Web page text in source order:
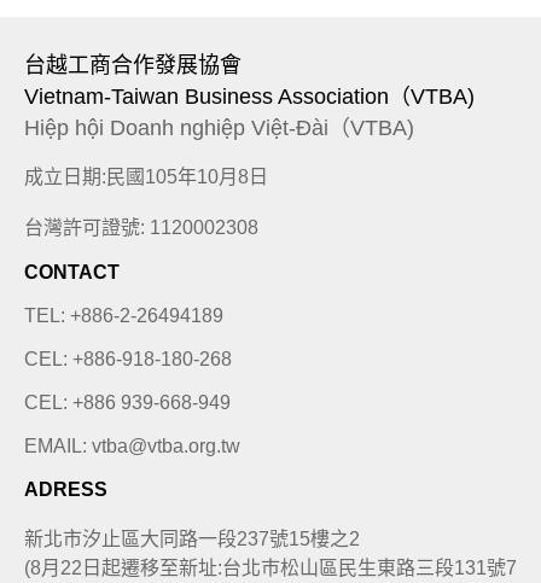
台越工商合作發展協會
Vietnam-Taiwan Business Association（VTBA)
Hiệp hội Doanh nghiệp Việt-Đài（VTBA)
成立日期:民國105年10月8日
台灣許可證號: 1120002308
CONTACT
TEL: +886-2-26494189
CEL: +886-918-180-268
CEL: +886 939-668-949
EMAIL: vtba@vtba.org.tw
ADRESS
新北市汐止區大同路一段237號15樓之2
(8月22日起遷移至新址:台北巿松山區民生東路三段131號7